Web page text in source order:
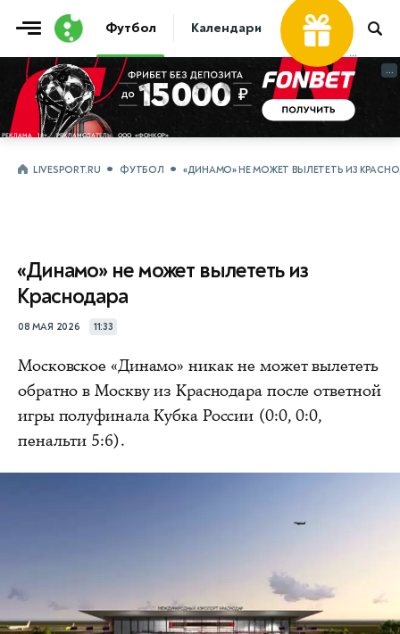
Футбол Календари Таблицы Матчи
...
...
LIVESPORT.RU ФУТБОЛ «ДИНАМО» НЕ МОЖЕТ ВЫЛЕТЕТЬ ИЗ
«Динамо» не может вылететь из
Краснодара
08 МАЯ 2026 11:33
Московское «Динамо» никак не может вылететь
обратно в Москву из Краснодара после ответной
игры полуфинала Кубка России (0:0, 0:0,
пенальти 5:6).